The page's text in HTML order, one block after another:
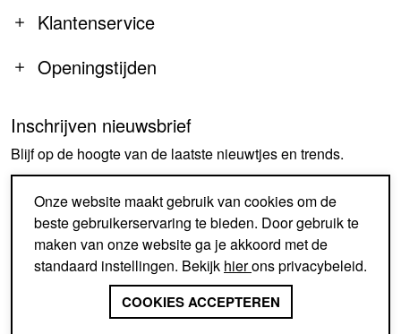
Klantenservice
Openingstijden
MA
14:00-18:00
DI-DO
09:30-18:00
ZA
09:30-17:00
ZO
GESLOTEN
Inschrijven nieuwsbrief
Blijf op de hoogte van de laatste nieuwtjes en trends.
AANMELDEN
SINDS 1926 EEN BEGRIP IN
SCHOENEN EN ACCESSOIRES
Onze website maakt gebruik van cookies om de
beste gebruikerservaring te bieden. Door gebruik te
maken van onze website ga je akkoord met de
standaard instellingen. Bekijk hierons privacybeleid.